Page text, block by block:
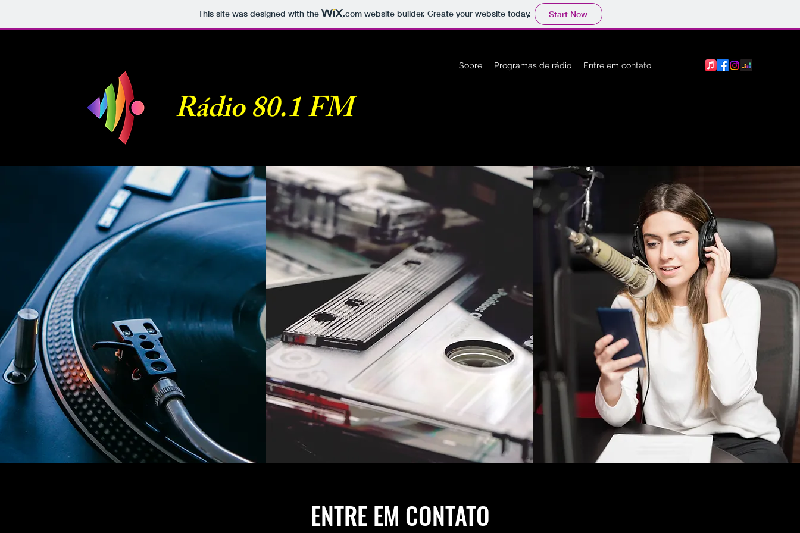
This site was designed with the .comwebsite builder. Create your website today. Start Now
Sobre Programas de rádio Entre em contato
Rádio 80.1 FM
Classic Hits
ENTRE EM CONTATO